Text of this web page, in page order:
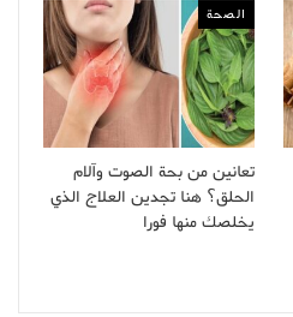
الصحة
تعانين من بحة الصوت وآلام
الحلق؟ هنا تجدين العلاج الذي
يخلصك منها فورا